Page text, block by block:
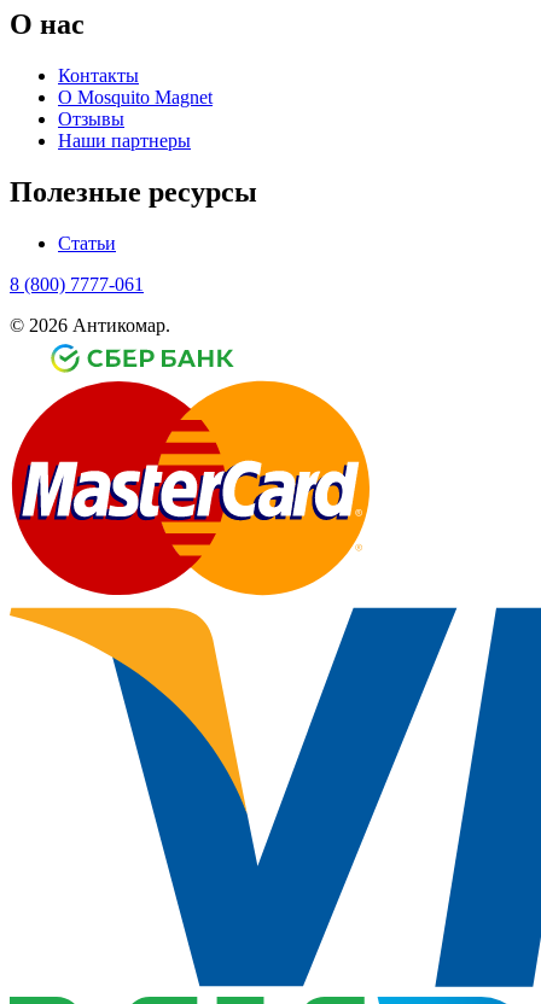
О нас
Контакты
О Mosquito Magnet
Отзывы
Наши партнеры
Полезные ресурсы
Статьи
8 (800) 7777-061
© 2026 Антикомар.